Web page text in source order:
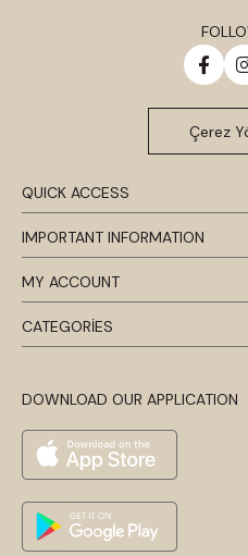
QUICK ACCESS
IMPORTANT INFORMATION
MY ACCOUNT
CATEGORİES
DOWNLOAD OUR APPLICATION
Çerez